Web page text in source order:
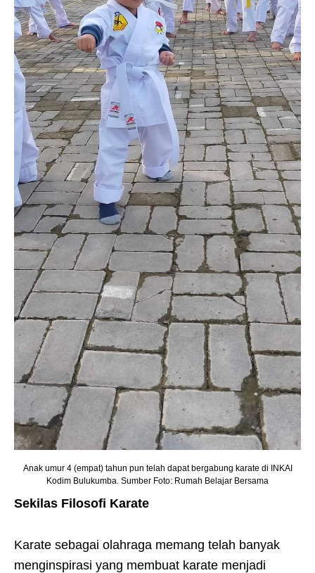
Anak umur 4 (empat) tahun pun telah dapat bergabung karate di INKAI
Kodim Bulukumba. Sumber Foto: Rumah Belajar Bersama
Sekilas Filosofi Karate
Karate sebagai olahraga memang telah banyak
menginspirasi yang membuat karate menjadi